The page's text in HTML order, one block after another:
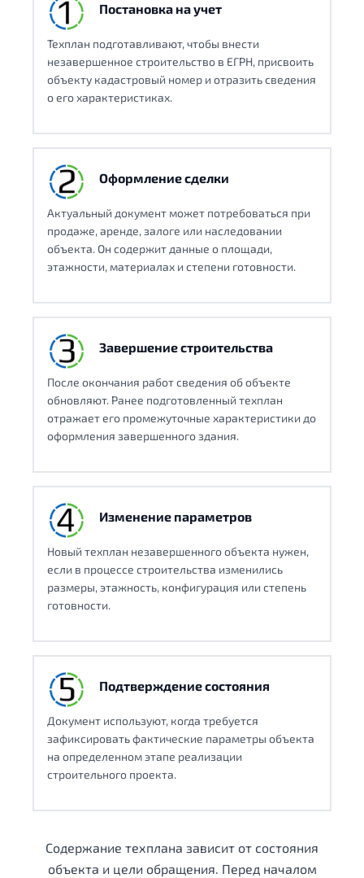
Постановка на учет
Техплан подготавливают, чтобы внести
незавершенное строительство в ЕГРН, присвоить
объекту кадастровый номер и отразить сведения
о его характеристиках.
Оформление сделки
Актуальный документ может потребоваться при
продаже, аренде, залоге или наследовании
объекта. Он содержит данные о площади,
этажности, материалах и степени готовности.
Завершение строительства
После окончания работ сведения об объекте
обновляют. Ранее подготовленный техплан
отражает его промежуточные характеристики до
оформления завершенного здания.
Изменение параметров
Новый техплан незавершенного объекта нужен,
если в процессе строительства изменились
размеры, этажность, конфигурация или степень
готовности.
Подтверждение состояния
Документ используют, когда требуется
зафиксировать фактические параметры объекта
на определенном этапе реализации
строительного проекта.
Содержание техплана зависит от состояния
объекта и цели обращения. Перед началом